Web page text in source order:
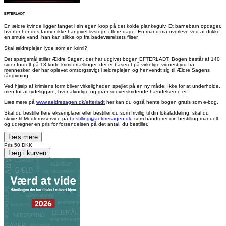
EFTERLADT
En ældre kvinde ligger fanget i sin egen krop på det kolde plankegulv. Et barnebarn opdager,
hvorfor hendes farmor ikke har givet livstegn i flere dage. En mand må overleve ved at drikke
en smule vand, han kan slikke op fra badeværelsets fliser.
Skal ældreplejen lyde som en krimi?
Det spørgsmål stiller Ældre Sagen, der har udgivet bogen EFTERLADT. Bogen består af 140
sider fordelt på 13 korte krimifortællinger, der er baseret på virkelige vidnesbyrd fra
mennesker, der har oplevet omsorgssvigt i ældreplejen og henvendt sig til Ældre Sagens
rådgivning.
Ved hjælp af krimiens form bliver virkeligheden spejlet på en ny måde. Ikke for at underholde,
men for at tydeliggøre, hvor alvorlige og grænseoverskridende hændelserne er.
Læs mere på www.aeldresagen.dk/efterladt her kan du også hente bogen gratis som e-bog.
Skal du bestille flere eksemplarer eller bestiller du som frivillig til din lokalafdeling, skal du
skrive til Medlemsservice på bestilling@aeldresagen.dk , som håndterer din bestilling manuelt
og udregner en pris for forsendelsen på det antal, du bestiller.
Læs mere
Pris 50 DKK
Læg i kurven